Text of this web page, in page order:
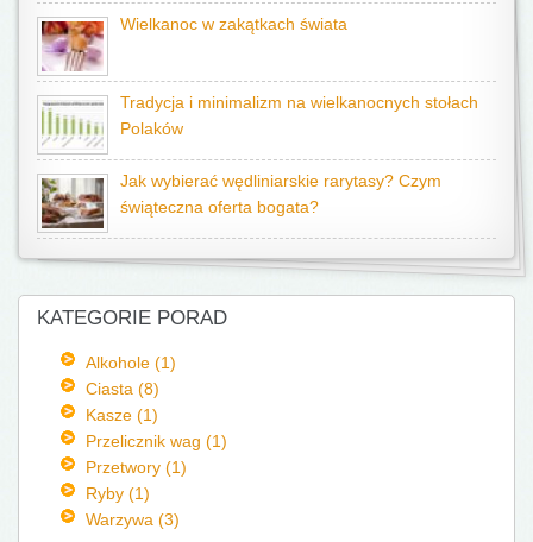
Wielkanoc w zakątkach świata
Tradycja i minimalizm na wielkanocnych stołach
Polaków
Jak wybierać wędliniarskie rarytasy? Czym
świąteczna oferta bogata?
KATEGORIE PORAD
Alkohole (1)
Ciasta (8)
Kasze (1)
Przelicznik wag (1)
Przetwory (1)
Ryby (1)
Warzywa (3)